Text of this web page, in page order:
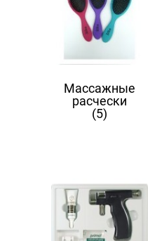
Массажные
расчески
(5)